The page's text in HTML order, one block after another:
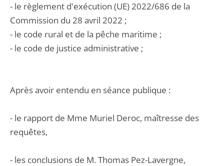
- le règlement d'exécution (UE) 2022/686 de la
Commission du 28 avril 2022 ;
- le code rural et de la pêche maritime ;
- le code de justice administrative ;
Après avoir entendu en séance publique :
- le rapport de Mme Muriel Deroc, maîtresse des
requêtes,
- les conclusions de M. Thomas Pez-Lavergne,